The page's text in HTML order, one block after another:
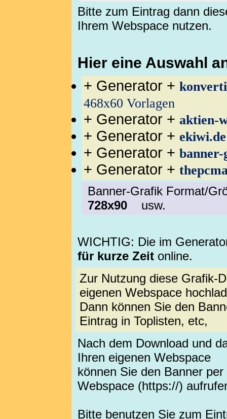
Bitte zum Eintrag dann
Ihrem Webspace nutzen.
Hier eine Auswahl
+ Generator +
468x60 Vorlagen
+ Generator + aktien-
+ Generator + ekiwi.de
+ Generator + banner-
+ Generator +
Banner-Grafik Format/
728x90 usw.
WICHTIG: Die im
für kurze Zeit online.
Zur Nutzung diese Grafik-
eigenen Webspace
Dann können Sie den
Eintrag in Toplisten, etc,
Nach dem Download und
Ihren eigenen Webspace
können Sie den Banner
Webspace (https://)
Bitte benutzen Sie zum